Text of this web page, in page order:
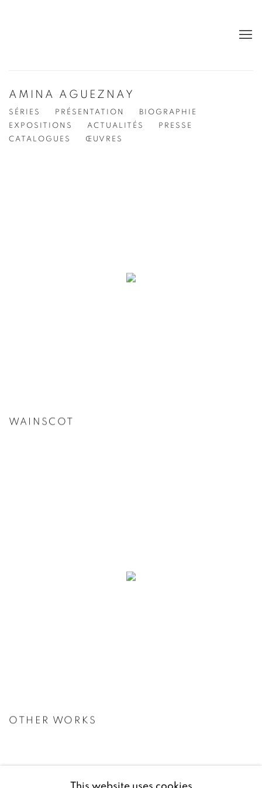
AMINA AGUEZNAY
SÉRIES PRÉSENTATION
BIOGRAPHIE
EXPOSITIONS
ACTUALITÉS
PRESSE
CATALOGUES
ŒUVRES
WAINSCOT
OTHER WORKS